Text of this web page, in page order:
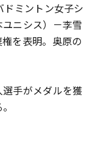
ミントン女子シ
ニシス）－李雪
を表明。奥原の
手がメダルを獲